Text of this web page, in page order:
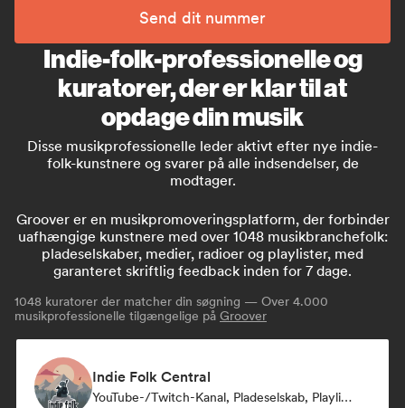
Send dit nummer
Indie-folk-professionelle og
kuratorer, der er klar til at
opdage din musik
Disse musikprofessionelle leder aktivt efter nye indie-
folk-kunstnere og svarer på alle indsendelser, de
modtager.
Groover er en musikpromoveringsplatform, der forbinder
uafhængige kunstnere med over 1048 musikbranchefolk:
pladeselskaber, medier, radioer og playlister, med
garanteret skriftlig feedback inden for 7 dage.
1048 kuratorer der matcher din søgning — Over 4.000
musikprofessionelle tilgængelige på Groover
Indie Folk Central
YouTube-/Twitch-Kanal, Pladeselskab, Playlist-Kurator, Radio Station